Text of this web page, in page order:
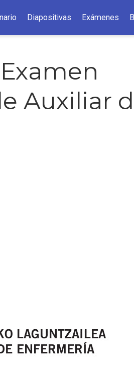
Diapositivas Exámenes
Auxiliar